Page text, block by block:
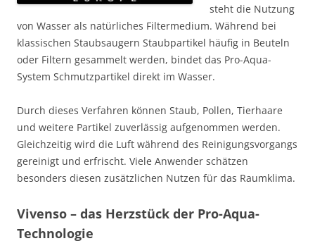
steht die Nutzung
von Wasser als natürliches Filtermedium. Während bei
klassischen Staubsaugern Staubpartikel häufig in Beuteln
oder Filtern gesammelt werden, bindet das Pro-Aqua-
System Schmutzpartikel direkt im Wasser.
Durch dieses Verfahren können Staub, Pollen, Tierhaare
und weitere Partikel zuverlässig aufgenommen werden.
Gleichzeitig wird die Luft während des Reinigungsvorgangs
gereinigt und erfrischt. Viele Anwender schätzen
besonders diesen zusätzlichen Nutzen für das Raumklima.
Vivenso – das Herzstück der Pro-Aqua-
Technologie